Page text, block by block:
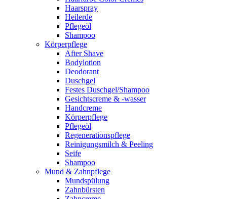
Haarspray
Heilerde
Pflegeöl
Shampoo
Körperpflege
After Shave
Bodylotion
Deodorant
Duschgel
Festes Duschgel/Shampoo
Gesichtscreme & -wasser
Handcreme
Körperpflege
Pflegeöl
Regenerationspflege
Reinigungsmilch & Peeling
Seife
Shampoo
Mund & Zahnpflege
Mundspülung
Zahnbürsten